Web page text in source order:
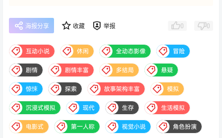
海报分享 收藏 举报 0 0
互动小说 休闲 全动态影像 冒险
剧情 剧情丰富 多结局 悬疑
惊悚 探索 故事架构丰富 模拟
沉浸式模拟 现代 生存 生活模拟
电影式 第一人称 视觉小说 角色扮演